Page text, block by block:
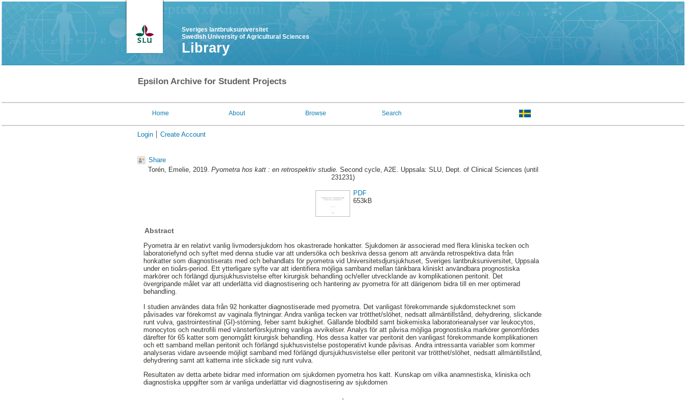
Sveriges lantbruksuniversitet
Swedish University of Agricultural Sciences
Library
Epsilon Archive for Student Projects
Home About Browse Search
Login Create Account
Share
Torén, Emelie, 2019. Pyometra hos katt : en retrospektiv studie. Second cycle, A2E. Uppsala: SLU, Dept. of Clinical Sciences (until
231231)
PDF
653kB
Abstract
Pyometra är en relativt vanlig livmodersjukdom hos okastrerade honkatter. Sjukdomen är associerad med flera kliniska tecken och
laboratoriefynd och syftet med denna studie var att undersöka och beskriva dessa genom att använda retrospektiva data från
honkatter som diagnostiserats med och behandlats för pyometra vid Universitetsdjursjukhuset, Sveriges lantbruksuniversitet, Uppsala
under en tioårs-period. Ett ytterligare syfte var att identifiera möjliga samband mellan tänkbara kliniskt användbara prognostiska
markörer och förlängd djursjukhusvistelse efter kirurgisk behandling och/eller utvecklande av komplikationen peritonit. Det
övergripande målet var att underlätta vid diagnostisering och hantering av pyometra för att därigenom bidra till en mer optimerad
behandling.
I studien användes data från 92 honkatter diagnostiserade med pyometra. Det vanligast förekommande sjukdomstecknet som
påvisades var förekomst av vaginala flytningar. Andra vanliga tecken var trötthet/slöhet, nedsatt allmäntillstånd, dehydrering, slickande
runt vulva, gastrointestinal (GI)-störning, feber samt bukighet. Gällande blodbild samt biokemiska laboratorieanalyser var leukocytos,
monocytos och neutrofili med vänsterförskjutning vanliga avvikelser. Analys för att påvisa möjliga prognostiska markörer genomfördes
därefter för 65 katter som genomgått kirurgisk behandling. Hos dessa katter var peritonit den vanligast förekommande komplikationen
och ett samband mellan peritonit och förlängd sjukhusvistelse postoperativt kunde påvisas. Andra intressanta variabler som kommer
analyseras vidare avseende möjligt samband med förlängd djursjukhusvistelse eller peritonit var trötthet/slöhet, nedsatt allmäntillstånd,
dehydrering samt att katterna inte slickade sig runt vulva.
Resultaten av detta arbete bidrar med information om sjukdomen pyometra hos katt. Kunskap om vilka anamnestiska, kliniska och
diagnostiska uppgifter som är vanliga underlättar vid diagnostisering av sjukdomen